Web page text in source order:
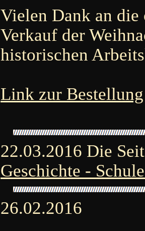
Vielen Dank an die
Verkauf der
historischen
Link zur Bestellung
22.03.2016 Die
Geschichte -
26.02.2016